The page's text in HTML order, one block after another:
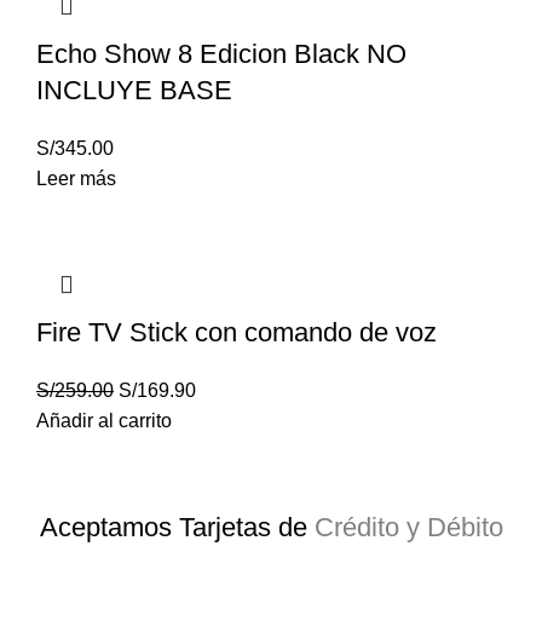
Echo Show 8 Edicion Black NO
INCLUYE BASE
S/345.00
Leer más
Fire TV Stick con comando de voz
S/259.00 S/169.90
Añadir al carrito
Aceptamos Tarjetas de Crédito y Débito